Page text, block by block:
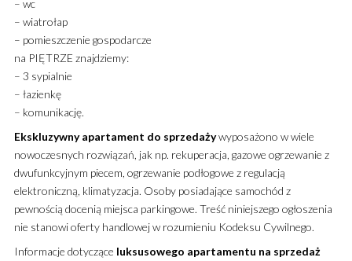
– wc
– wiatrołap
– pomieszczenie gospodarcze
na PIĘTRZE znajdziemy:
– 3 sypialnie
– łazienkę
– komunikację.
Ekskluzywny apartament do sprzedażywyposażono w wiele
nowoczesnych rozwiązań, jak np. rekuperacja, gazowe ogrzewanie z
dwufunkcyjnym piecem, ogrzewanie podłogowe z regulacją
elektroniczną, klimatyzacja. Osoby posiadające samochód z
pewnością docenią miejsca parkingowe. Treść niniejszego ogłoszenia
nie stanowi oferty handlowej w rozumieniu Kodeksu Cywilnego.
Informacje dotyczące luksusowego apartamentu na sprzedaż